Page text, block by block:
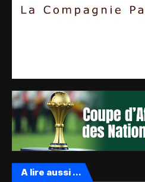
A lire aussi ...